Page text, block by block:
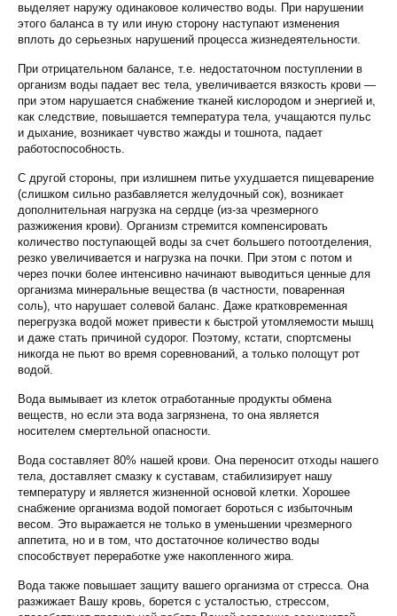
выделяет наружу одинаковое количество воды. При нарушении
этого баланса в ту или иную сторону наступают изменения
вплоть до серьезных нарушений процесса жизнедеятельности.
При отрицательном балансе, т.е. недостаточном поступлении в
организм воды падает вес тела, увеличивается вязкость крови —
при этом нарушается снабжение тканей кислородом и энергией и,
как следствие, повышается температура тела, учащаются пульс
и дыхание, возникает чувство жажды и тошнота, падает
работоспособность.
С другой стороны, при излишнем питье ухудшается пищеварение
(слишком сильно разбавляется желудочный сок), возникает
дополнительная нагрузка на сердце (из-за чрезмерного
разжижения крови). Организм стремится компенсировать
количество поступающей воды за счет большего потоотделения,
резко увеличивается и нагрузка на почки. При этом с потом и
через почки более интенсивно начинают выводиться ценные для
организма минеральные вещества (в частности, поваренная
соль), что нарушает солевой баланс. Даже кратковременная
перегрузка водой может привести к быстрой утомляемости мышц
и даже стать причиной судорог. Поэтому, кстати, спортсмены
никогда не пьют во время соревнований, а только полощут рот
водой.
Вода вымывает из клеток отработанные продукты обмена
веществ, но если эта вода загрязнена, то она является
носителем смертельной опасности.
Вода составляет 80% нашей крови. Она переносит отходы нашего
тела, доставляет смазку к суставам, стабилизирует нашу
температуру и является жизненной основой клетки. Хорошее
снабжение организма водой помогает бороться с избыточным
весом. Это выражается не только в уменьшении чрезмерного
аппетита, но и в том, что достаточное количество воды
способствует переработке уже накопленного жира.
Вода также повышает защиту вашего организма от стресса. Она
разжижает Вашу кровь, борется с усталостью, стрессом,